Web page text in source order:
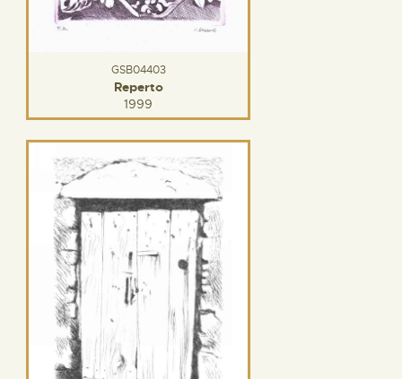
GSB04403
Reperto
1999